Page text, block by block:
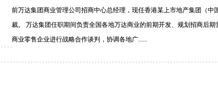
前万达集团商业管理公司招商中心总经理，现任香港某上市地产集团（中
裁。 万达集团任职期间负责全国各地万达商业的前期开发、规划招商后
商业零售企业进行战略合作谈判，协调各地广......